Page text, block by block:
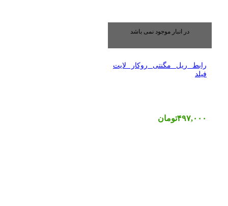
در انبار موجود نمی باشد
رابط ریل مگنتی روکار لایت
فیلد
۴۹۷,۰۰۰تومان